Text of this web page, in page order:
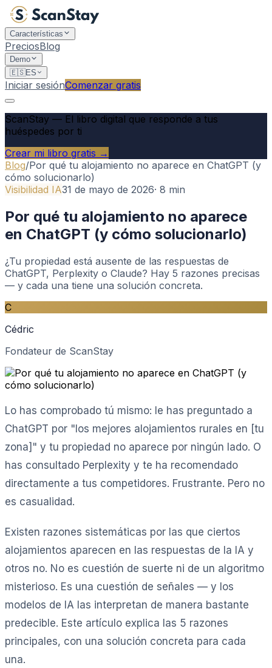
Características
PreciosBlog
Demo
🇪🇸ES
Iniciar sesiónComenzar gratis
ScanStay — El libro digital que responde a tus
huéspedes por ti
Crear mi libro gratis →
Blog/Por qué tu alojamiento no aparece en ChatGPT (y
cómo solucionarlo)
Visibilidad IA31 de mayo de 2026· 8 min
Por qué tu alojamiento no aparece
en ChatGPT (y cómo solucionarlo)
¿Tu propiedad está ausente de las respuestas de
ChatGPT, Perplexity o Claude? Hay 5 razones precisas
— y cada una tiene una solución concreta.
C
Cédric
Fondateur de ScanStay
Lo has comprobado tú mismo: le has preguntado a
ChatGPT por "los mejores alojamientos rurales en [tu
zona]" y tu propiedad no aparece por ningún lado. O
has consultado Perplexity y te ha recomendado
directamente a tus competidores. Frustrante. Pero no
es casualidad.
Existen razones sistemáticas por las que ciertos
alojamientos aparecen en las respuestas de la IA y
otros no. No es cuestión de suerte ni de un algoritmo
misterioso. Es una cuestión de señales — y los
modelos de IA las interpretan de manera bastante
predecible. Este artículo explica las 5 razones
principales, con una solución concreta para cada
una.